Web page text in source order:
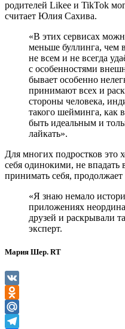
родителей Likee и TikTok
считает Юлия Сахива.
«В этих сервисах
меньше буллинга, чем
не всем и не всегда
с особенностями
бывает особенно
принимают всех и
стороны человека,
такого шейминга, как
быть идеальным и
лайкать».
Для многих подростков это
себя одинокими, не впадать
принимать себя,
«Я знаю немало
приложениях
друзей и раскрывали
эксперт.
Мария Шер. RT
VK
Odnoklassniki
Mail.Ru